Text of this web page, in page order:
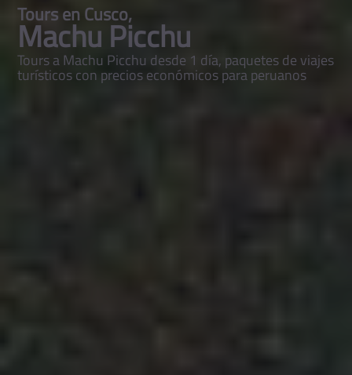
Tours en Cusco,
Machu Picchu
Tours a Machu Picchu desde 1 día, paquetes de viajes
turísticos con precios económicos para peruanos